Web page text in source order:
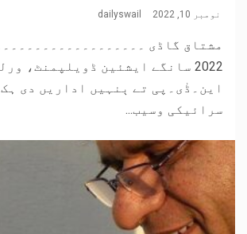
نومبر 10, 2022 dailyswail
مشتاق گاڈی
2022 سانگے ایشئین ڈویلپمنٹ،
این۔ڈٰی۔پی تے ٻنہیں اداریں دی
سرائیکی وسیب...